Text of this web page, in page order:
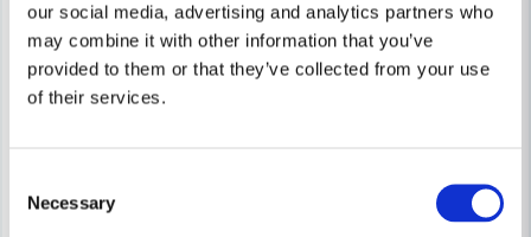
our social media, advertising and analytics partners who
may combine it with other information that you’ve
provided to them or that they’ve collected from your use
of their services.
Selection
Necessary
Skicka fråga